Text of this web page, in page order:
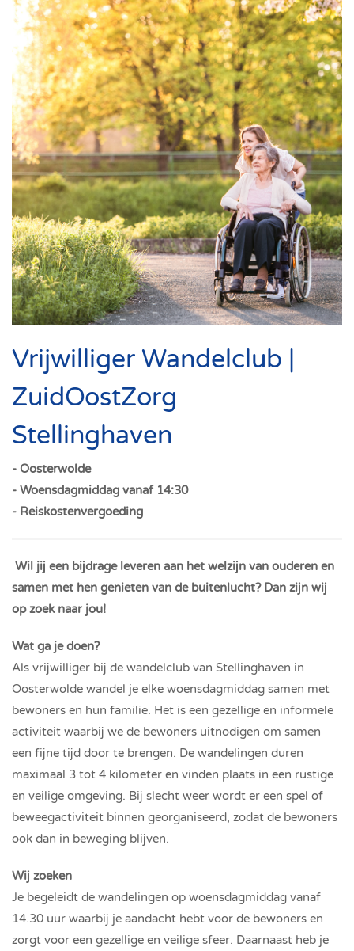
Vrijwilliger Wandelclub |
ZuidOostZorg
Stellinghaven
- Oosterwolde
- Woensdagmiddag vanaf 14:30
- Reiskostenvergoeding
Wil jij een bijdrage leveren aan het welzijn van ouderen en
samen met hen genieten van de buitenlucht? Dan zijn wij
op zoek naar jou!
Wat ga je doen?
Als vrijwilliger bij de wandelclub van Stellinghaven in
Oosterwolde wandel je elke woensdagmiddag samen met
bewoners en hun familie. Het is een gezellige en informele
activiteit waarbij we de bewoners uitnodigen om samen
een fijne tijd door te brengen. De wandelingen duren
maximaal 3 tot 4 kilometer en vinden plaats in een rustige
en veilige omgeving. Bij slecht weer wordt er een spel of
beweegactiviteit binnen georganiseerd, zodat de bewoners
ook dan in beweging blijven.
Wij zoeken
Je begeleidt de wandelingen op woensdagmiddag vanaf
14.30 uur waarbij je aandacht hebt voor de bewoners en
zorgt voor een gezellige en veilige sfeer. Daarnaast heb je